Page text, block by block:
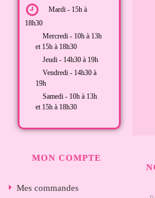
Mardi - 15h à
18h30
Mercredi - 10h à 13h
et 15h à 18h30
Jeudi - 14h30 à 19h
Vendredi - 14h30 à
19h
Samedi - 10h à 13h
et 15h à 18h30
MON COMPTE
Mes commandes